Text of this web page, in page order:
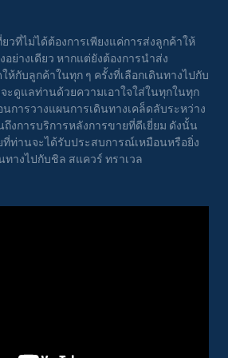
วที่ไม่ได้ต้องการเพียงแค่การส่งลูกค้าให้
ย่างเดียว หากแต่ยังต้องการนำส่ง
กับลูกค้าในทุก ๆ ครั้งที่เลือกเดินทางไปกับ
ะดูแลท่านด้วยความเอาใจใส่ในทุกในทุก
การวางแผนการเดินทางเคล็ดลับระหว่าง
งการบริการหลังการขายที่ดีเยี่ยม ดังนั้น
ที่ท่านจะได้รับประสบการณ์เหมือนหรือยิ่ง
ทางไปกับชิล สแควร์ ทราเวล